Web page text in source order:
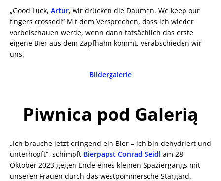
„Good Luck, Artur, wir drücken die Daumen. We keep our
fingers crossed!” Mit dem Versprechen, dass ich wieder
vorbeischauen werde, wenn dann tatsächlich das erste
eigene Bier aus dem Zapfhahn kommt, verabschieden wir
uns.
Bildergalerie
Piwnica pod Galerią
„Ich brauche jetzt dringend ein Bier – ich bin dehydriert und
unterhopft“, schimpft Bierpapst Conrad Seidl am 28.
Oktober 2023 gegen Ende eines kleinen Spaziergangs mit
unseren Frauen durch das westpommersche Stargard.